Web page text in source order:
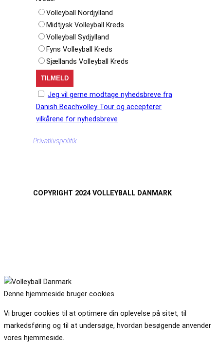
Volleyball Nordjylland
Midtjysk Volleyball Kreds
Volleyball Sydjylland
Fyns Volleyball Kreds
Sjællands Volleyball Kreds
Jeg vil gerne modtage nyhedsbreve fra
Danish Beachvolley Tour og accepterer
vilkårene for nyhedsbreve
Privatlivspolitik
COPYRIGHT 2024 VOLLEYBALL DANMARK
Denne hjemmeside bruger cookies
Vi bruger cookies til at optimere din oplevelse på sitet, til
markedsføring og til at undersøge, hvordan besøgende anvender
vores hjemmeside.